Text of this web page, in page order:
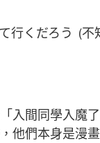
行くだろう (不
入間同學入魔
他們本身是漫